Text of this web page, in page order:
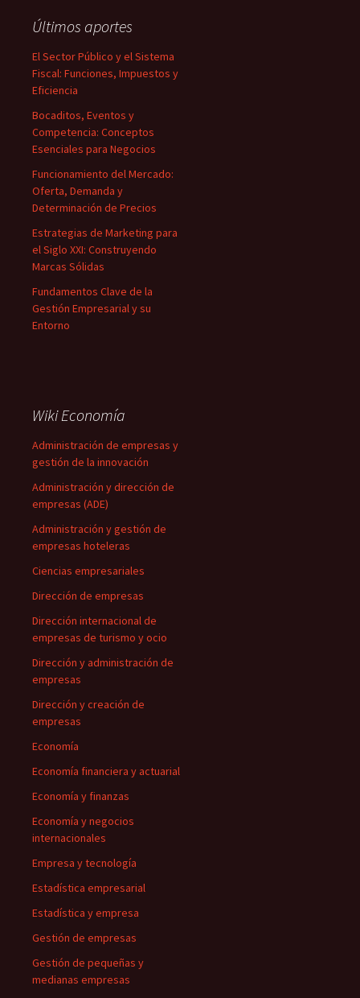
Últimos aportes
El Sector Público y el Sistema
Fiscal: Funciones, Impuestos y
Eficiencia
Bocaditos, Eventos y
Competencia: Conceptos
Esenciales para Negocios
Funcionamiento del Mercado:
Oferta, Demanda y
Determinación de Precios
Estrategias de Marketing para
el Siglo XXI: Construyendo
Marcas Sólidas
Fundamentos Clave de la
Gestión Empresarial y su
Entorno
Wiki Economía
Administración de empresas y
gestión de la innovación
Administración y dirección de
empresas (ADE)
Administración y gestión de
empresas hoteleras
Ciencias empresariales
Dirección de empresas
Dirección internacional de
empresas de turismo y ocio
Dirección y administración de
empresas
Dirección y creación de
empresas
Economía
Economía financiera y actuarial
Economía y finanzas
Economía y negocios
internacionales
Empresa y tecnología
Estadística empresarial
Estadística y empresa
Gestión de empresas
Gestión de pequeñas y
medianas empresas